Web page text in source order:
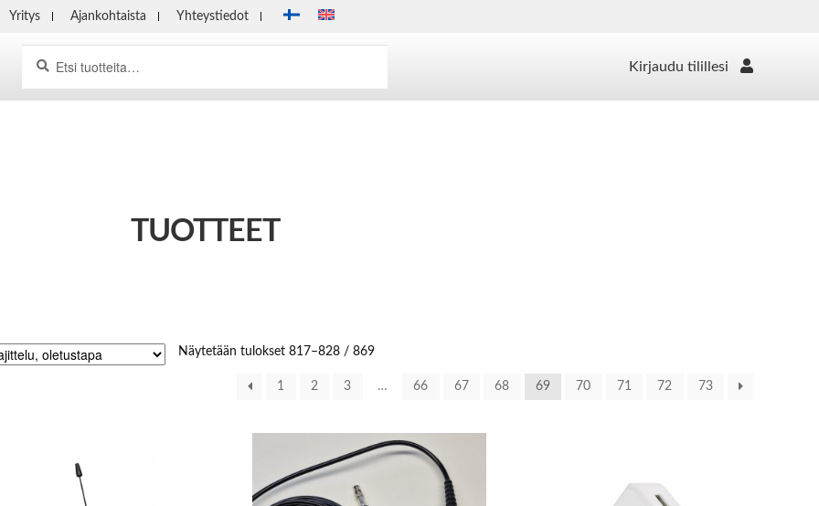
Yritys Ajankohtaista Yhteystiedot
Kirjaudu tilillesi
TUOTTEET
Näytetään tulokset 817–828 / 869
1 2 3 … 66 67 68 69 70 71 72 73